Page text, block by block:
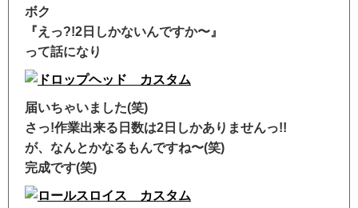
ボク
『えっ?!2日しかないんですか〜』
って話になり
届いちゃいました(笑)
さっ!作業出来る日数は2日しかありませんっ!!
が、なんとかなるもんですね〜(笑)
完成です(笑)